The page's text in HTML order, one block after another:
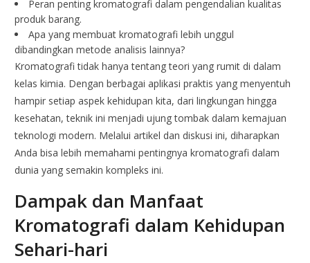
Peran penting kromatografi dalam pengendalian kualitas
produk barang.
Apa yang membuat kromatografi lebih unggul
dibandingkan metode analisis lainnya?
Kromatografi tidak hanya tentang teori yang rumit di dalam
kelas kimia. Dengan berbagai aplikasi praktis yang menyentuh
hampir setiap aspek kehidupan kita, dari lingkungan hingga
kesehatan, teknik ini menjadi ujung tombak dalam kemajuan
teknologi modern. Melalui artikel dan diskusi ini, diharapkan
Anda bisa lebih memahami pentingnya kromatografi dalam
dunia yang semakin kompleks ini.
Dampak dan Manfaat
Kromatografi dalam Kehidupan
Sehari-hari